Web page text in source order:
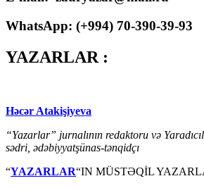
WhatsApp: (+994) 70-390-39-93
YAZARLAR :
Həcər Atakişiyeva
“Yazarlar” jurnalının redaktoru və
sədri, ədəbiyyatşünas-tənqidçı
“YAZARLAR“IN MÜSTƏQİL